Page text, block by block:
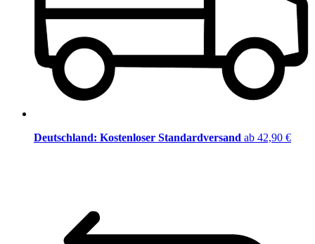
Deutschland: Kostenloser Standardversand ab 42,90 €